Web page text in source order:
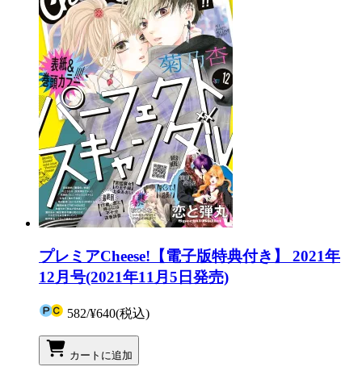
プレミアCheese!【電子版特典付き】 2021年
12月号(2021年11月5日発売)
582/¥640(税込)
カートに追加